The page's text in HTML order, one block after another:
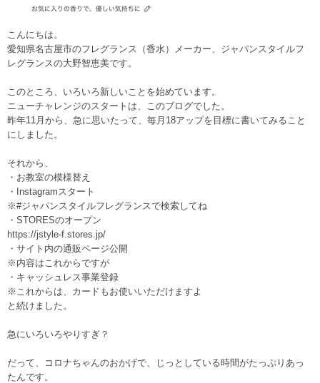
こんにちは。
愛知県名古屋市のフレグランス（香水）メーカー、ジャパンスタイルフ
レグランスの大野智恵美です。
このところ、いろいろ新しいことを始めています。
ニューチャレンジのスタートは、このブログでした。
昨年11月から、急に思いたって、毎月18アップを目標に書いてみること
にしました。
それから、
・お教室の模様替え
・Instagramスタート
※#ジャパンスタイルフレグランスで検索してね
・STORESのオープン
https://jstyle-f.stores.jp/
・サイト内の通販ページ公開
※内容はこれからですが
・キャッシュレス事業登録
※これからは、カードもお使いいただけますよ
と続けました。
急にいろいろやりすぎ？
だって、コロナちゃんのおかげで、じっとしている時間がたっぷりあっ
たんです。